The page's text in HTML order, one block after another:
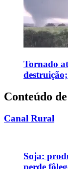
Tornado
Conteúdo
Canal Rural
Soja:
perde